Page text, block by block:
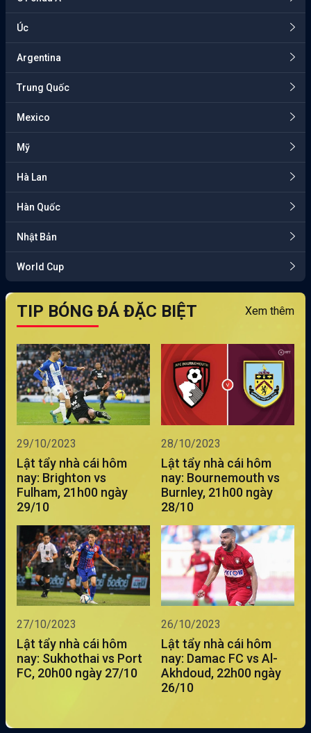
Úc
Argentina
Trung Quốc
Mexico
Mỹ
Hà Lan
Hàn Quốc
Nhật Bản
World Cup
TIP BÓNG ĐÁ ĐẶC BIỆT Xem thêm
29/10/2023
Lật tẩy nhà cái hôm
nay: Brighton vs
Fulham, 21h00 ngày
29/10
28/10/2023
Lật tẩy nhà cái hôm
nay: Bournemouth vs
Burnley, 21h00 ngày
28/10
27/10/2023
Lật tẩy nhà cái hôm
nay: Sukhothai vs Port
FC, 20h00 ngày 27/10
26/10/2023
Lật tẩy nhà cái hôm
nay: Damac FC vs Al-
Akhdoud, 22h00 ngày
26/10